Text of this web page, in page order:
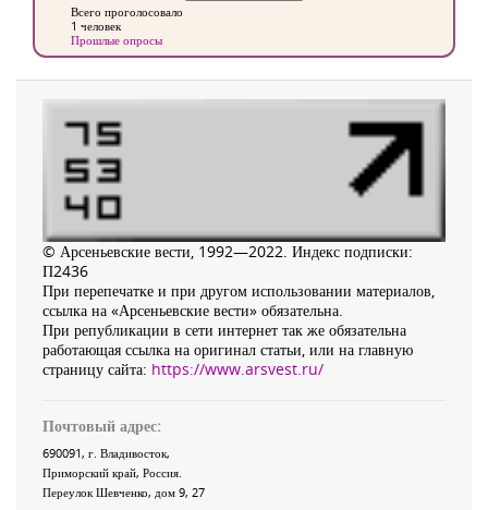
Всего проголосовало
1 человек
Прошлые опросы
© Арсеньевские вести, 1992—2022. Индекс подписки:
П2436
При перепечатке и при другом использовании материалов,
ссылка на «Арсеньевские вести» обязательна.
При републикации в сети интернет так же обязательна
работающая ссылка на оригинал статьи, или на главную
страницу сайта: https://www.arsvest.ru/
Почтовый адрес:
690091, г. Владивосток,
Приморский край, Россия
Переулок Шевченко, дом 9, 27